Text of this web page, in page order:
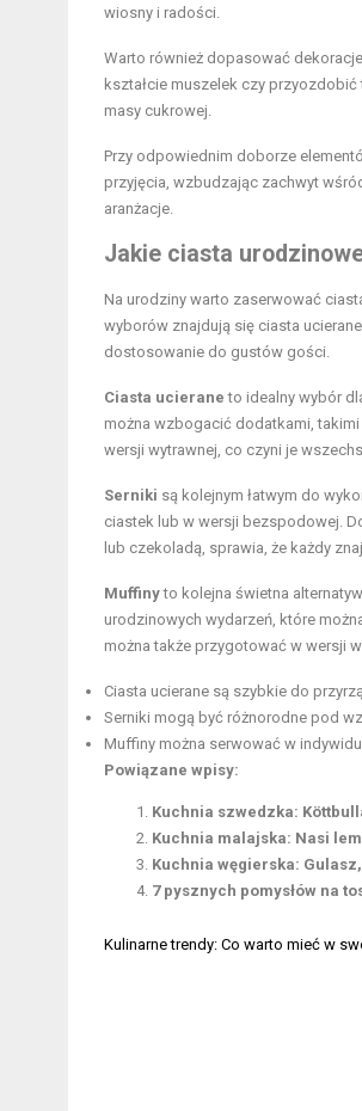
wiosny i radości.
Warto również dopasować
kształcie muszelek czy
masy cukrowej.
Przy odpowiednim doborze
przyjęcia, wzbudzając zachwyt
aranżacje.
Jakie ciasta
Na urodziny warto zaserwować
wyborów znajdują się ciasta
dostosowanie do gustów gości.
Ciasta ucierane to idealny wybór
można wzbogacić dodatkami,
wersji wytrawnej, co czyni je
Serniki są kolejnym łatwym do
ciastek lub w wersji bezspodowej.
lub czekoladą, sprawia, że każdy
Muffinyto kolejna świetna
urodzinowych wydarzeń, które
można także przygotować w wersji
Ciasta ucierane są szybkie do
Serniki mogą być różnorodne pod
Muffiny można serwować w
Powiązane wpisy:
Kuchnia szwedzka:
Kuchnia malajska: Nasi
Kuchnia węgierska:
7 pysznych pomysłów na
Kulinarne trendy: Co warto mieć w